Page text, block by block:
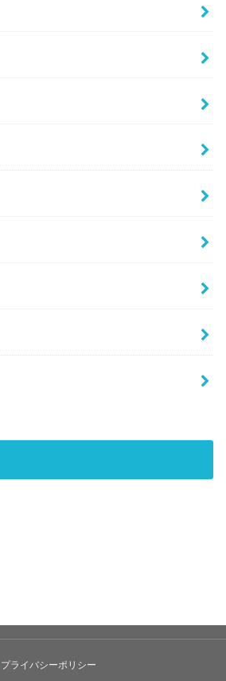
プライバシーポリシー